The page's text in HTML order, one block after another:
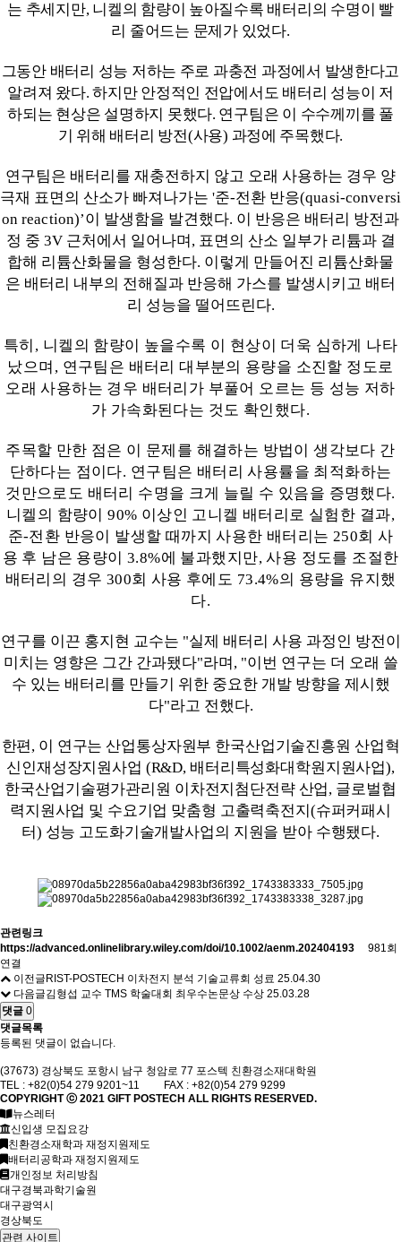
는 추세지만, 니켈의 함량이 높아질수록 배터리의 수명이 빨
리 줄어드는 문제가 있었다.
그동안 배터리 성능 저하는 주로 과충전 과정에서 발생한다고
알려져 왔다.하지만 안정적인 전압에서도 배터리 성능이 저
하되는 현상은 설명하지 못했다. 연구팀은 이 수수께끼를 풀
기 위해 배터리 방전(사용) 과정에 주목했다.
연구팀은 배터리를 재충전하지 않고 오래 사용하는 경우 양
극재 표면의 산소가 빠져나가는 '준-전환 반응(quasi-conversi
on reaction)’이 발생함을 발견했다. 이 반응은 배터리 방전과
정 중 3V 근처에서 일어나며 , 표면의 산소 일부가 리튬과 결
합해 리튬산화물을 형성한다. 이렇게 만들어진 리튬산화물
은 배터리 내부의 전해질과 반응해 가스를 발생시키고 배터
리 성능을 떨어뜨린다.
특히 , 니켈의 함량이 높을수록 이 현상이 더욱 심하게 나타
났으며 , 연구팀은 배터리 대부분의 용량을 소진할 정도로
오래 사용하는 경우 배터리가 부풀어 오르는 등 성능 저하
가 가속화된다는 것도 확인했다.
주목할 만한 점은 이 문제를 해결하는 방법이 생각보다 간
단하다는 점이다. 연구팀은 배터리 사용률을 최적화하는
것만으로도 배터리 수명을 크게 늘릴 수 있음을 증명했다.
니켈의 함량이90% 이상인 고니켈 배터리로 실험한 결과,
준-전환 반응이 발생할 때까지 사용한 배터리는 250회 사
용 후 남은 용량이3.8%에 불과했지만,사용 정도를 조절한
배터리의 경우 300회 사용 후에도 73.4%의 용량을 유지했
다.
연구를 이끈 홍지현 교수는 "실제 배터리 사용 과정인 방전이
미치는 영향은 그간 간과됐다"라며 , "이번 연구는 더 오래 쓸
수 있는 배터리를 만들기 위한 중요한 개발 방향을 제시했
다"라고 전했다.
한편, 이 연구는 산업통상자원부 한국산업기술진흥원 산업혁
신인재성장지원사업 (R&D, 배터리특성화대학원지원사업),
한국산업기술평가관리원 이차전지첨단전략 산업, 글로벌협
력지원사업 및 수요기업 맞춤형 고출력축전지(슈퍼커패시
터) 성능 고도화기술개발사업의 지원을 받아 수행됐다.
관련링크
https://advanced.onlinelibrary.wiley.com/doi/10.1002/aenm.202404193
981회
연결
이전글 RIST-POSTECH 이차전지 분석 기술교류회 성료 25.04.30
다음글김형섭 교수 TMS 학술대회 최우수논문상 수상 25.03.28
댓글 0
댓글목록
등록된 댓글이 없습니다.
(37673) 경상북도 포항시 남구 청암로 77 포스텍 친환경소재대학원
TEL : +82(0)54 279 9201~11 FAX : +82(0)54 279 9299
COPYRIGHT ⓒ 2021 GIFTPOSTECH ALL RIGHTS RESERVED.
뉴스레터
신입생 모집요강
친환경소재학과 재정지원제도
배터리공학과 재정지원제도
개인정보 처리방침
대구경북과학기술원
대구광역시
경상북도
관련 사이트